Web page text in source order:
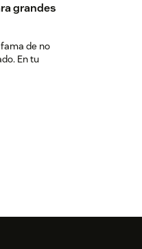
grandes
de no
En tu